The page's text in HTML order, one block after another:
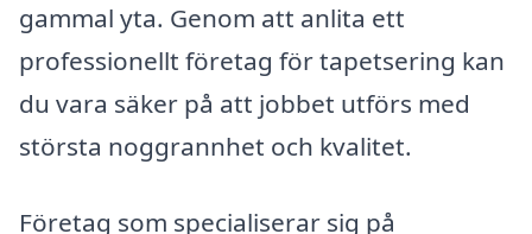
gammal yta. Genom att anlita ett
professionellt företag för tapetsering kan
du vara säker på att jobbet utförs med
största noggrannhet och kvalitet.
Företag som specialiserar sig på